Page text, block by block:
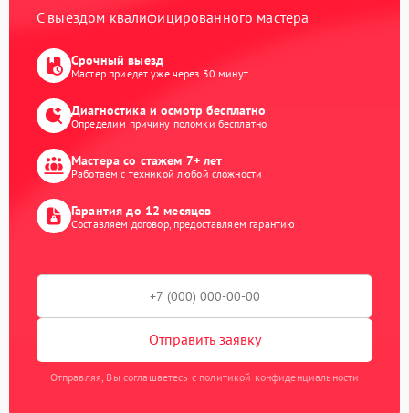
С выездом квалифицированного мастера
Срочный выезд
Мастер приедет уже через 30 минут
Диагностика и осмотр бесплатно
Определим причину поломки бесплатно
Мастера со стажем 7+ лет
Работаем с техникой любой сложности
Гарантия до 12 месяцев
Составляем договор, предоставляем гарантию
Отправить заявку
Отправляя, Вы соглашаетесь с политикой конфиденциальности